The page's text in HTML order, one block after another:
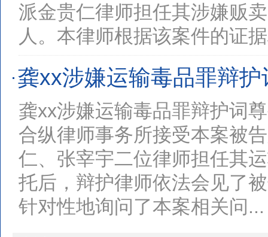
派金贵仁律师担任其涉嫌贩
人。本律师根据该案件的证
龚xx涉嫌运输毒品罪辩护
龚xx涉嫌运输毒品罪辩护
合纵律师事务所接受本案被
仁、张宰宇二位律师担任其
托后，辩护律师依法会见了
针对性地询问了本案相关问...